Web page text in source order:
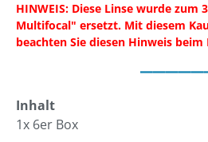
HINWEIS: Diese Linse wurde zum
Multifocal" ersetzt. Mit diesem
beachten Sie diesen Hinweis beim
Inhalt
1x 6er Box